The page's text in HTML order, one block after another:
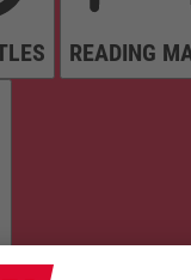
READING